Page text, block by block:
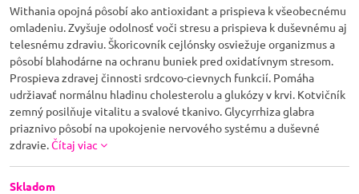
Withania opojná pôsobí ako antioxidant a prispieva k všeobecnému
omladeniu. Zvyšuje odolnosť voči stresu a prispieva k duševnému aj
telesnému zdraviu. Škoricovník cejlónsky osviežuje organizmus a
pôsobí blahodárne na ochranu buniek pred oxidatívnym stresom.
Prospieva zdravej činnosti srdcovo-cievnych funkcií. Pomáha
udržiavať normálnu hladinu cholesterolu a glukózy v krvi. Kotvičník
zemný posilňuje vitalitu a svalové tkanivo. Glycyrrhiza glabra
priaznivo pôsobí na upokojenie nervového systému a duševné
zdravie.Čítaj viac
Skladom